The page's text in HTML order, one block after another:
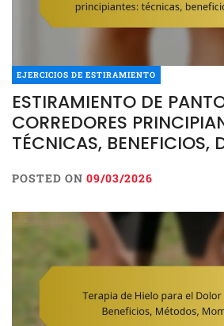
EJERCICIOS DE ESTIRAMIENTO
ESTIRAMIENTO DE
CORREDORES
TÉCNICAS, BENEFICIOS,
POSTED ON 09/03/2026